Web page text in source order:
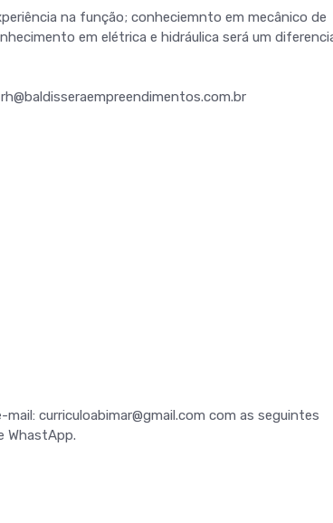
na função; conheciemnto em mecânico de
em elétrica e hidráulica será um
curriculoabimar@gmail.com com as seguintes
WhastApp.